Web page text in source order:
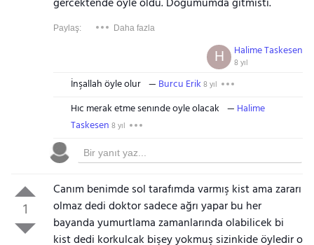
Paylaş: Daha fazla
Halime Taskesen
8 yıl
H
İnşallah öyle olur Burcu Erik 8 yıl
Hıc merak etme senınde oyle olacak
Halime
Taskesen 8 yıl
1
Canım benimde sol tarafımda varmış kist ama zararı
olmaz dedi doktor sadece ağrı yapar bu her
bayanda yumurtlama zamanlarında olabilicek bi
kist dedi korkulcak bişey yokmuş sizinkide öyledir o